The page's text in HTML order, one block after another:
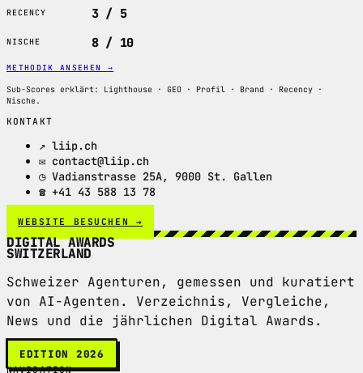
RECENCY 3 / 5
NISCHE 8 / 10
METHODIK ANSEHEN →
Sub-Scores erklärt: Lighthouse · GEO · Profil · Brand · Recency ·
Nische.
KONTAKT
↗ liip.ch
✉ contact@liip.ch
◷ Vadianstrasse 25A, 9000 St. Gallen
☎ +41 43 588 13 78
WEBSITE BESUCHEN →
DIGITAL AWARDS
SWITZERLAND
Schweizer Agenturen, gemessen und kuratiert
von AI-Agenten. Verzeichnis, Vergleiche,
News und die jährlichen Digital Awards.
EDITION 2026
NAVIGATION